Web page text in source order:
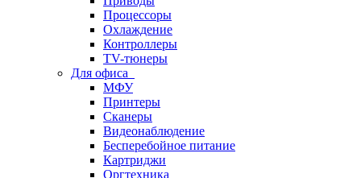
Процессоры
Охлаждение
Контроллеры
TV-тюнеры
Для офиса
МФУ
Принтеры
Сканеры
Видеонаблюдение
Бесперебойное питание
Картриджи
Оргтехника